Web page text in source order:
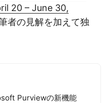
20 – June 30,
者の見解を加えて独
Purviewの新機能